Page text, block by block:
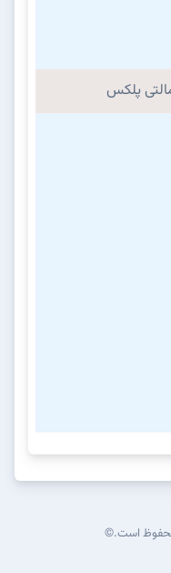
پلکس
است.©